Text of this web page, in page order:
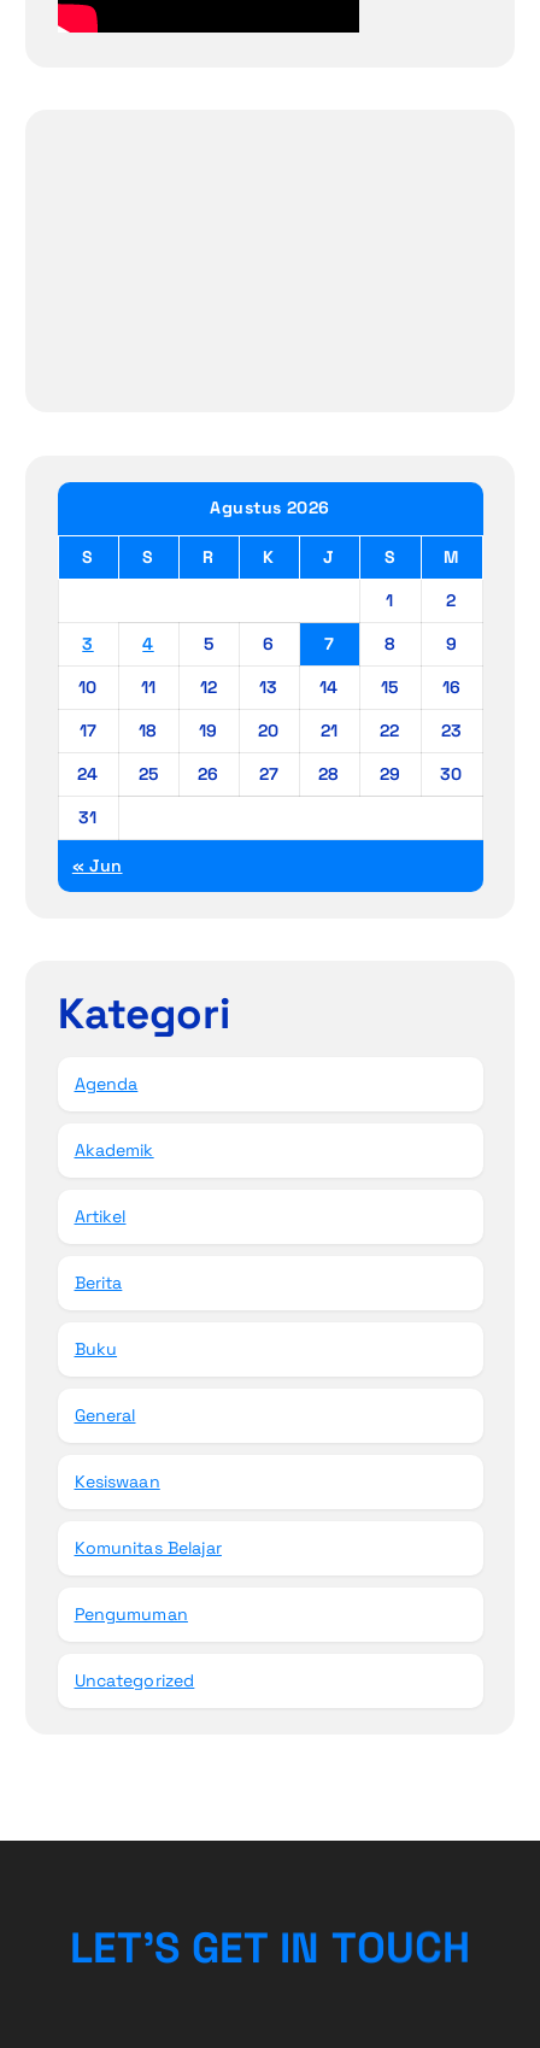
Agustus 2026
S S R K J S
M
1
2
3
4 5 6 7 8
9
10
11 12 13 14 15
16
17
18 19 20 21 22
23
24
25 26 27 28 29
30
31
« Jun
Kategori
Agenda
Akademik
Artikel
Berita
Buku
General
Kesiswaan
Komunitas Belajar
Pengumuman
Uncategorized
LET’S GET IN TOUCH